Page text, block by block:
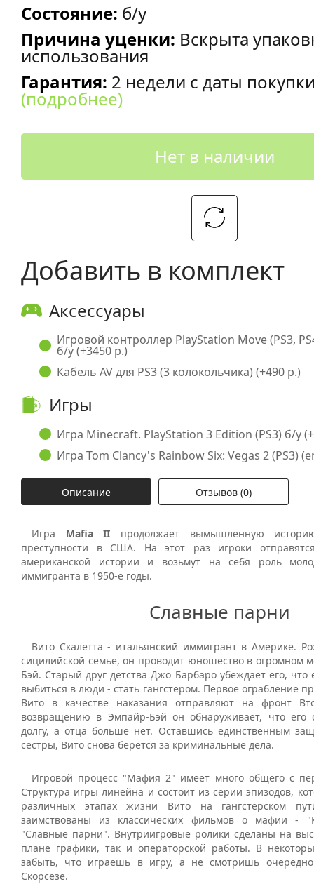
Состояние: б/у
Причина уценки: Вскрыта
использования
Гарантия: 2 недели с даты
(подробнее)
Нет в наличии
Добавить в комплект
Аксессуары
Игровой контроллер PlayStation Move (PS3,
б/у (+3450 р.)
Кабель AV для PS3 (3 колокольчика) (+490 р.)
Игры
Игра Minecraft. PlayStation 3 Edition (PS3) б/у
Игра Tom Clancy's Rainbow Six: Vegas 2 (PS3)
Описание Отзывов (0)
Игра Mafia II продолжает вымышленную
преступности в США. На этот раз игроки
американской истории и возьмут на себя роль
иммигранта в 1950-е годы.
Славные парни
Вито Скалетта - итальянский иммигрант в Америке.
сицилийской семье, он проводит юношество в огромном
Бэй. Старый друг детства Джо Барбаро убеждает его, что
выбиться в люди - стать гангстером. Первое ограбление
Вито в качестве наказания отправляют на фронт
возвращению в Эмпайр-Бэй он обнаруживает, что его
долгу, а отца больше нет. Оставшись единственным
сестры, Вито снова берется за криминальные дела.
Игровой процесс "Мафия 2" имеет много общего с
Структура игры линейна и состоит из серии эпизодов,
различных этапах жизни Вито на гангстерском
заимствованы из классических фильмов о мафии -
"Славные парни". Внутриигровые ролики сделаны на
плане графики, так и операторской работы. В
забыть, что играешь в игру, а не смотришь
Скорсезе.